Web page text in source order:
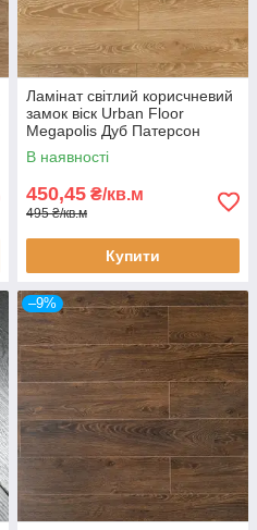
Ламінат світлий корисчневий
замок віск Urban Floor
Megapolis Дуб Патерсон
86104 33 клас 8мм вузька
дошка з фаскою покриття 3D
В наявності
450,45 ₴/кв.м
495 ₴/кв.м
Купити
–9%